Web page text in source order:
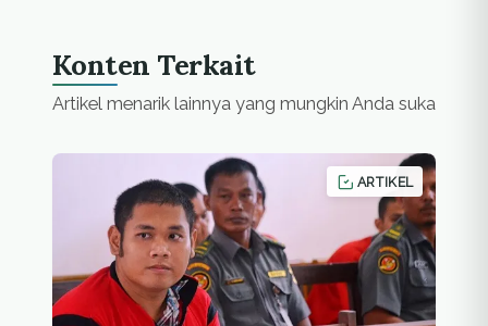
Konten Terkait
Artikel menarik lainnya yang mungkin Anda suka
ARTIKEL